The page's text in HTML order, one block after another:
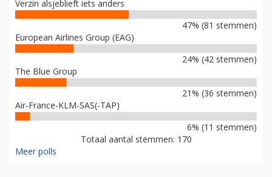
Verzin alsjeblieft iets anders
47% (81 stemmen)
European Airlines Group (EAG)
24% (42 stemmen)
The Blue Group
21% (36 stemmen)
Air-France-KLM-SAS(-TAP)
6% (11 stemmen)
Totaal aantal stemmen: 170
Meer polls